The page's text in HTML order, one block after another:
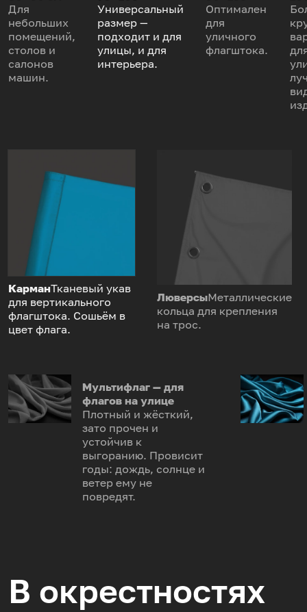
Для
небольших
помещений,
столов и
салонов
машин.
Универсальный
размер —
подходит и для
улицы, и для
интерьера.
Оптимален
для
уличного
флагштока.
КарманТканевый укав
для вертикального
флагштока. Сошьём в
цвет флага.
ЛюверсыМеталлические
кольца для крепления
на трос.
Мультифлаг — для
флагов на улице
Плотный и жёсткий,
зато прочен и
устойчив к
выгоранию. Провисит
годы: дождь, солнце и
ветер ему не
повредят.
В окрестностях